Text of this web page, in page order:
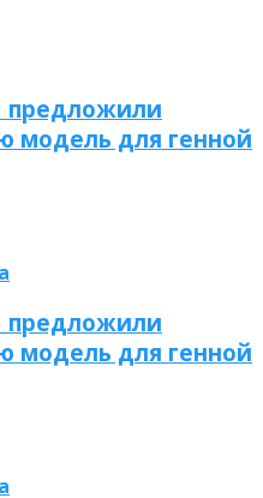
модель для генной
модель для генной